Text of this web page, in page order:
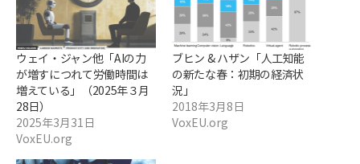
ウェイ・ジャン他「AIの力
が増すにつれて労働時間は
増えている」（2025年３月
28日）
2025年3月31日
VoxEU.org
ブヒン & ハザン「人工知能
の新たな春：初期の経済状
況」
2018年3月8日
VoxEU.org